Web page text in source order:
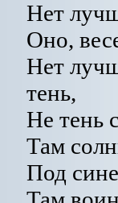
Нет
Оно,
Нет
тень,
Не тень
Там
Под